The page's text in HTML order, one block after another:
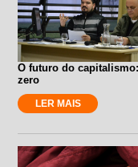
O futuro do
zero
LER MAIS